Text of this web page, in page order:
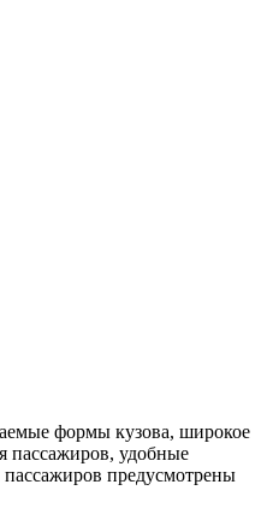
формы кузова, широкое
пассажиров, удобные
пассажиров предусмотрены